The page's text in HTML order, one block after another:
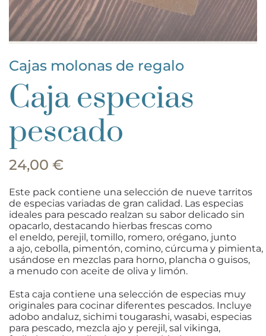
Cajas molonas de regalo
Caja especias
pescado
24,00 €
Este pack contiene una selección de nueve tarritos
de especias variadas de gran calidad. Las especias
ideales para pescado realzan su sabor delicado sin
opacarlo, destacando hierbas frescas como
el eneldo, perejil, tomillo, romero, orégano, junto
a ajo, cebolla, pimentón, comino, cúrcuma y pimienta,
usándose en mezclas para horno, plancha o guisos,
a menudo con aceite de oliva y limón.
Esta caja contiene una selección de especias muy
originales para cocinar diferentes pescados. Incluye
adobo andaluz, sichimi tougarashi, wasabi, especias
para pescado, mezcla ajo y perejil, sal vikinga,